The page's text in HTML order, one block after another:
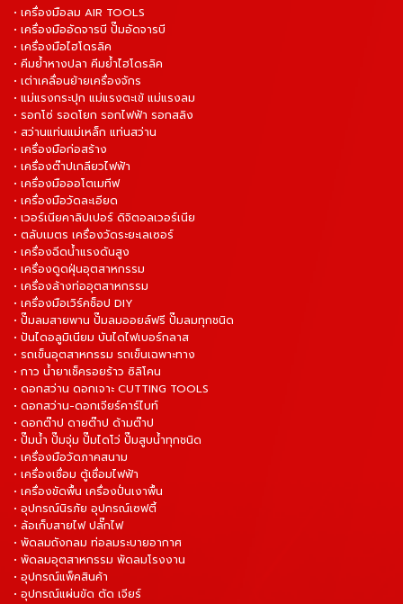
• เครื่องมือลม AIR TOOLS
• เครื่องมืออัดจารบี ปั๊มอัดจารบี
• เครื่องมือไฮโดรลิค
• คีมย้ำหางปลา คีมย้ำไฮโดรลิค
• เต่าเคลื่อนย้ายเครื่องจักร
• แม่แรงกระปุก แม่แรงตะเข้ แม่แรงลม
• รอกโซ่ รอดโยก รอกไฟฟ้า รอกสลิง
• สว่านแท่นแม่เหล็ก แท่นสว่าน
• เครื่องมือก่อสร้าง
• เครื่องต๊าปเกลียวไฟฟ้า
• เครื่องมือออโตเมทีฟ
• เครื่องมือวัดละเอียด
• เวอร์เนียคาลิปเปอร์ ดิจิตอลเวอร์เนีย
• ตลับเมตร เครื่องวัดระยะเลเซอร์
• เครื่องฉีดน้ำแรงดันสูง
• เครื่องดูดฝุ่นอุตสาหกรรม
• เครื่องล้างท่ออุตสาหกรรม
• เครื่องมือเวิร์คช็อป DIY
• ปั๊มลมสายพาน ปั๊มลมออยล์ฟรี ปั๊มลมทุกชนิด
• ปันไดอลูมิเนียม บันไดไฟเบอร์กลาส
• รถเข็นอุตสาหกรรม รถเข็นเฉพาะทาง
• กาว น้ำยาเช็ครอยร้าว ซิลิโคน
• ดอกสว่าน ดอกเจาะ CUTTING TOOLS
• ดอกสว่าน-ดอกเจียร์คาร์ไบท์
• ดอกต๊าป ดายต๊าป ด้ามต๊าป
• ปั๊มน้ำ ปั๊มจุ่ม ปั๊มไดโว่ ปั๊มสูบน้ำทุกชนิด
• เครื่องมือวัดภาคสนาม
• เครื่องเชื่อม ตู้เชื่อมไฟฟ้า
• เครื่องขัดพื้น เครื่องปั่นเงาพื้น
• อุปกรณ์นิรภัย อุปกรณ์เซฟตี้
• ล้อเก็บสายไฟ ปลั๊กไฟ
• พัดลมถังกลม ท่อลมระบายอากาศ
• พัดลมอุตสาหกรรม พัดลมโรงงาน
• อุปกรณ์แพ็คสินค้า
• อุปกรณ์แผ่นขัด ตัด เจียร์